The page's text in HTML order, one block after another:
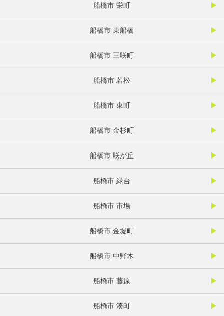
船橋市 栄町
船橋市 東船橋
船橋市 三咲町
船橋市 若松
船橋市 東町
船橋市 金杉町
船橋市 咲が丘
船橋市 緑台
船橋市 市場
船橋市 金堀町
船橋市 中野木
船橋市 藤原
船橋市 湊町